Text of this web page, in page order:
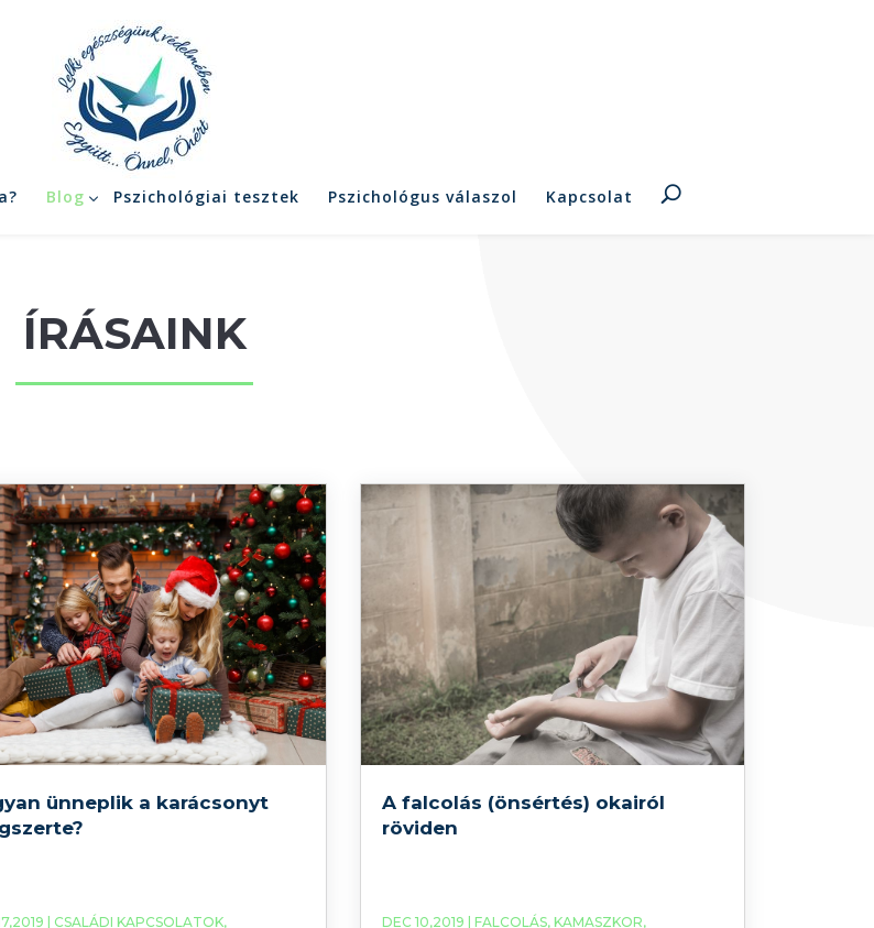
Blog Pszichológiai tesztek Pszichológus válaszol Kapcsolat
ÍRÁSAINK
ünneplik a karácsonyt
| CSALÁDI KAPCSOLATOK,
A falcolás (önsértés) okairól
röviden
DEC 10,2019 | FALCOLÁS, KAMASZKOR,